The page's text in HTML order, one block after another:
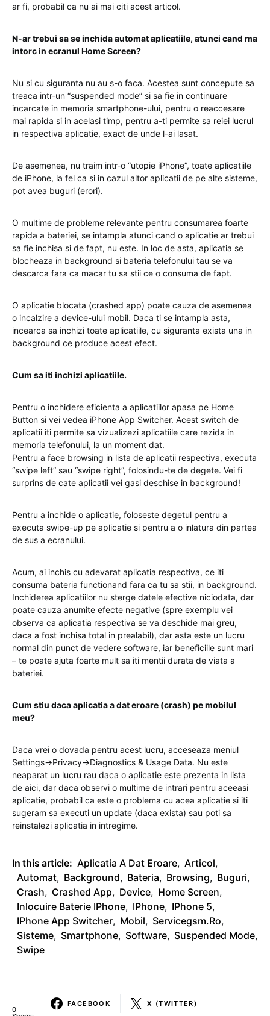
ar fi, probabil ca nu ai mai citi acest articol.
N-ar trebui sa se inchida automat aplicatiile, atunci cand ma
intorc in ecranul Home Screen?
Nu si cu siguranta nu au s-o faca. Acestea sunt concepute sa
treaca intr-un “suspended mode” si sa fie in continuare
incarcate in memoria smartphone-ului, pentru o reaccesare
mai rapida si in acelasi timp, pentru a-ti permite sa reiei lucrul
in respectiva aplicatie, exact de unde l-ai lasat.
De asemenea, nu traim intr-o “utopie iPhone”, toate aplicatiile
de iPhone, la fel ca si in cazul altor aplicatii de pe alte sisteme,
pot avea buguri (erori).
O multime de probleme relevante pentru consumarea foarte
rapida a bateriei, se intampla atunci cand o aplicatie ar trebui
sa fie inchisa si de fapt, nu este. In loc de asta, aplicatia se
blocheaza in background si bateria telefonului tau se va
descarca fara ca macar tu sa stii ce o consuma de fapt.
O aplicatie blocata (crashed app) poate cauza de asemenea
o incalzire a device-ului mobil. Daca ti se intampla asta,
incearca sa inchizi toate aplicatiile, cu siguranta exista una in
background ce produce acest efect.
Cum sa iti inchizi aplicatiile.
Pentru o inchidere eficienta a aplicatiilor apasa pe Home
Button si vei vedea iPhone App Switcher. Acest switch de
aplicatii iti permite sa vizualizezi aplicatiile care rezida in
memoria telefonului, la un moment dat.
Pentru a face browsing in lista de aplicatii respectiva, executa
“swipe left” sau “swipe right”, folosindu-te de degete. Vei fi
surprins de cate aplicatii vei gasi deschise in background!
Pentru a inchide o aplicatie, foloseste degetul pentru a
executa swipe-up pe aplicatie si pentru a o inlatura din partea
de sus a ecranului.
Acum, ai inchis cu adevarat aplicatia respectiva, ce iti
consuma bateria functionand fara ca tu sa stii, in background.
Inchiderea aplicatiilor nu sterge datele efective niciodata, dar
poate cauza anumite efecte negative (spre exemplu vei
observa ca aplicatia respectiva se va deschide mai greu,
daca a fost inchisa total in prealabil), dar asta este un lucru
normal din punct de vedere software, iar beneficiile sunt mari
– te poate ajuta foarte mult sa iti mentii durata de viata a
bateriei.
Cum stiu daca aplicatia a dat eroare (crash) pe mobilul
meu?
Daca vrei o dovada pentru acest lucru, acceseaza meniul
Settings->Privacy->Diagnostics & Usage Data. Nu este
neaparat un lucru rau daca o aplicatie este prezenta in lista
de aici, dar daca observi o multime de intrari pentru aceeasi
aplicatie, probabil ca este o problema cu acea aplicatie si iti
sugeram sa executi un update (daca exista) sau poti sa
reinstalezi aplicatia in intregime.
In this article: Aplicatia A Dat Eroare, Articol,
Automat, Background, Bateria, Browsing, Buguri,
Crash, Crashed App, Device, Home Screen,
Inlocuire Baterie IPhone, IPhone, IPhone 5,
IPhone App Switcher, Mobil, Servicegsm.ro,
Sisteme, Smartphone, Software, Suspended Mode,
Swipe
0
FACEBOOK X (TWITTER)